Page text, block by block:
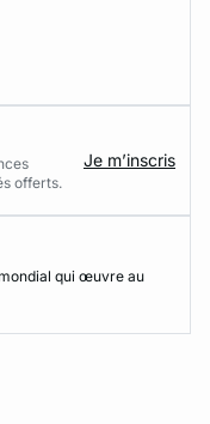
offerts.
Je m’inscris
qui œuvre au